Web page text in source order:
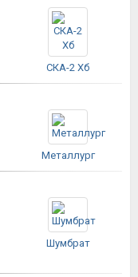
СКА-2 Хб
Металлург
Шумбрат